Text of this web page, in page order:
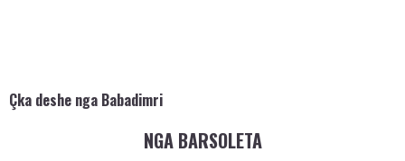
Çka deshe nga Babadimri
NGA BARSOLETA